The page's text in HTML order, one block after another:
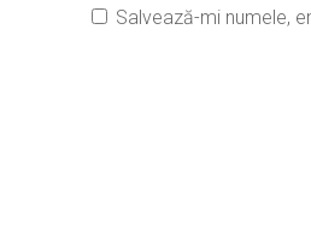
Salvează-mi numele,